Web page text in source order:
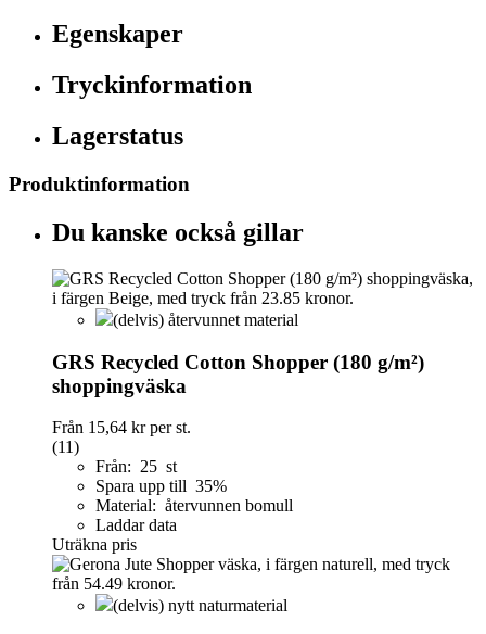
Egenskaper
Tryckinformation
Lagerstatus
Produktinformation
Du kanske också gillar
(delvis) återvunnet material
GRS Recycled Cotton Shopper (180 g/m²)
shoppingväska
Från 15,64 krper st.
(11)
Från: 25 st
Spara upp till 35%
Material: återvunnen bomull
Laddar data
Uträkna pris
(delvis) nytt naturmaterial